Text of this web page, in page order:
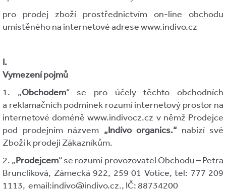
pro prodej zboží prostřednictvím on-line obchodu
umístěného na internetové adrese www.indivo.cz
I.
Vymezení pojmů
1. „Obchodem“ se pro účely těchto obchodních
a reklamačních podmínek rozumí internetový prostor na
internetové doméně www.indivocz.cz v němž Prodejce
pod prodejním názvem „Indívo organics.“ nabízí své
Zboží k prodeji Zákazníkům.
2. „Prodejcem“ se rozumí provozovatel Obchodu – Petra
Brunclíková, Zámecká 922, 259 01 Votice, tel: 777 209
1113, email:indivo@indivo.cz., IČ: 88734200